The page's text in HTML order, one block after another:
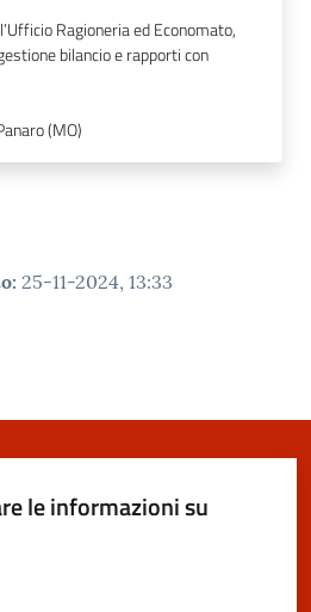
Ragioneria ed Economato,
bilancio e rapporti con
(MO)
: 25-11-2024, 13:33
le informazioni su